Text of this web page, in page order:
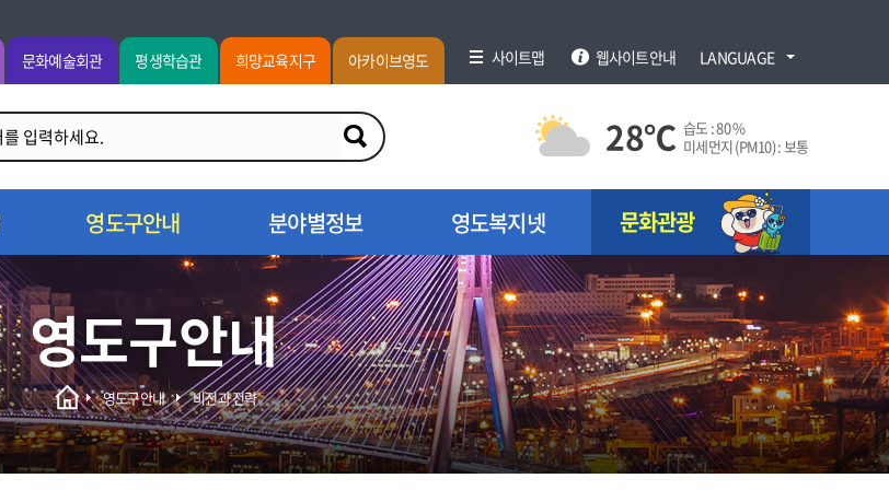
문화예술회관 평생학습관 희망교육지구 아카이브영도 사이트맵 웹사이트안내 LANGUAGE
28℃ 습도 :80 %
미세먼지 (PM10) :보통
영도구안내 분야별정보 영도복지넷 문화관광
영도구안내
영도구안내 비전과 전략